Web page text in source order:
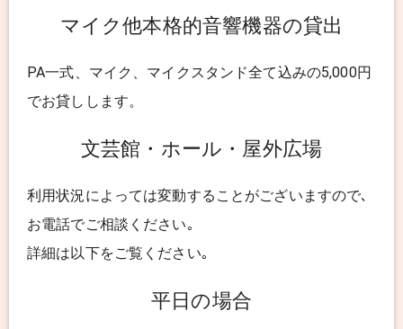
マイク他本格的音響機器の貸出
PA一式、マイク、マイクスタンド全て込みの5,000円
でお貸しします。
文芸館・ホール・屋外広場
利用状況によっては変動することがございますので､
お電話でご相談ください｡
詳細は以下をご覧ください｡
平日の場合